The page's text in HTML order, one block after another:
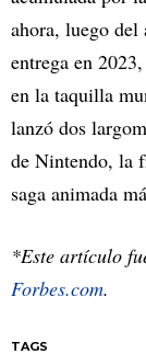
ahora, luego del
entrega en
en la taquilla
lanzó dos
de Nintendo, la
saga animada
*Este artículo
Forbes.com.
TAGS